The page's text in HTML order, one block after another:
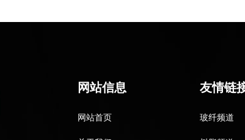
网站信息
网站首页
友情链
玻纤频道